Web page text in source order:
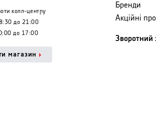
колл-центру
до 21:00
до 17:00
магазин
Бренди
Акційні
Зворотний